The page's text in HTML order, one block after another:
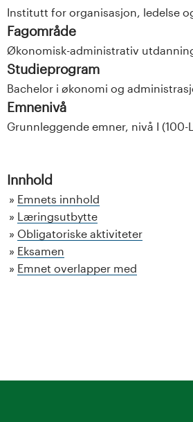
Institutt for organisasjon, ledelse
Fagområde
Økonomisk-administrativ
Studieprogram
Bachelor i økonomi og
Emnenivå
Grunnleggende emner, nivå I (100-
Innhold
Emnets innhold
Læringsutbytte
Obligatoriske aktiviteter
Eksamen
Emnet overlapper med